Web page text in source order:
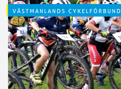
VÄSTMANLANDS CYKELFÖRBUND